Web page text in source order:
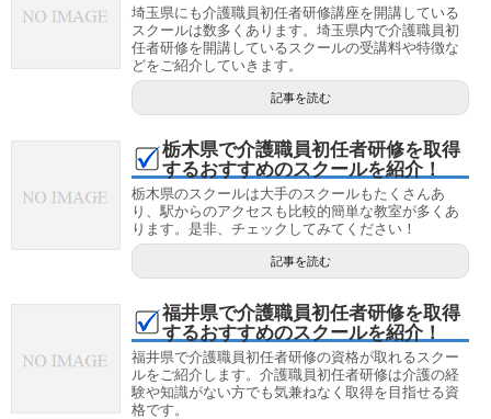
埼玉県にも介護職員初任者研修講座を開講している
スクールは数多くあります。埼玉県内で介護職員初
任者研修を開講しているスクールの受講料や特徴な
どをご紹介していきます。
記事を読む
栃木県で介護職員初任者研修を取得
するおすすめのスクールを紹介！
栃木県のスクールは大手のスクールもたくさんあ
り、駅からのアクセスも比較的簡単な教室が多くあ
ります。是非、チェックしてみてください！
記事を読む
福井県で介護職員初任者研修を取得
するおすすめのスクールを紹介！
福井県で介護職員初任者研修の資格が取れるスクー
ルをご紹介します。介護職員初任者研修は介護の経
験や知識がない方でも気兼ねなく取得を目指せる資
格です。